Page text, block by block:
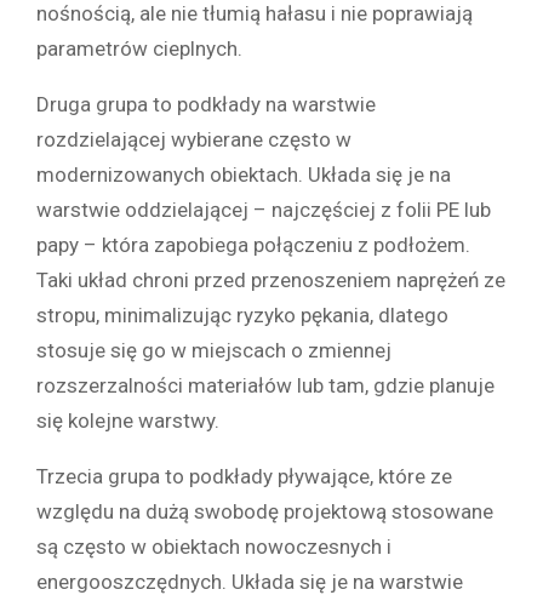
nośnością, ale nie tłumią hałasu i nie poprawiają
parametrów cieplnych.
Druga grupa to podkłady na warstwie
rozdzielającej wybierane często w
modernizowanych obiektach. Układa się je na
warstwie oddzielającej – najczęściej z folii PE lub
papy – która zapobiega połączeniu z podłożem.
Taki układ chroni przed przenoszeniem naprężeń ze
stropu, minimalizując ryzyko pękania, dlatego
stosuje się go w miejscach o zmiennej
rozszerzalności materiałów lub tam, gdzie planuje
się kolejne warstwy.
Trzecia grupa to podkłady pływające, które ze
względu na dużą swobodę projektową stosowane
są często w obiektach nowoczesnych i
energooszczędnych. Układa się je na warstwie